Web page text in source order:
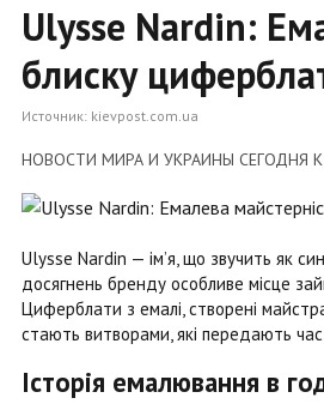
Ulysse Nardin:
блиску
Источник: kievpost.com.ua
НОВОСТИ МИРА И УКРАИНЫ СЕГОДНЯ
Ulysse Nardin — ім’я, що звучить як
досягнень бренду особливе місце
Циферблати з емалі, створені
стають витворами, які передають
Історія емалювання в